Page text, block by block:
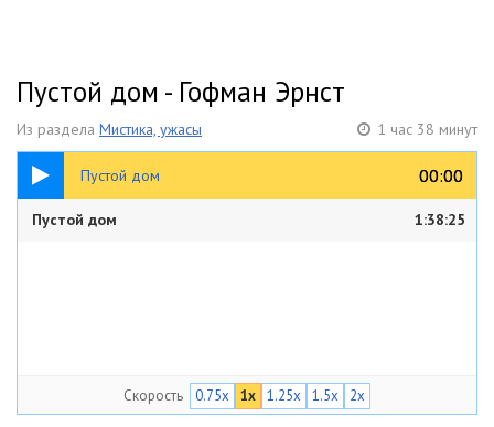
Пустой дом - Гофман Эрнст
Из раздела Мистика, ужасы 1 час 38 минут
Пустой дом 00:00
00:00
1:38:25
Пустой дом 1:38:25
Скорость 0.75x 1x 1.25x 1.5x 2x